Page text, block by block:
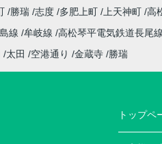
勝瑞 志度 多肥上町 上天神町 高
線 牟岐線 高松琴平電気鉄道長尾線
太田 空港通り 金蔵寺 勝瑞
トップペ